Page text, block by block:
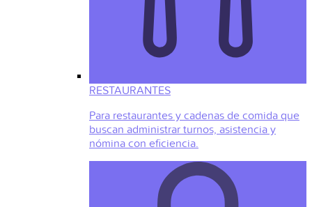
RESTAURANTES
Para restaurantes y cadenas de comida que
buscan administrar turnos, asistencia y
nómina con eficiencia.